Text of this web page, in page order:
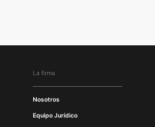
La firma
Nosotros
Equipo Jurídico